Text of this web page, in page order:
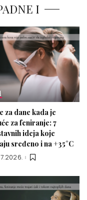
I
za dane kada je
za feniranje: 7
ideja koje
sređeno i na +35°C